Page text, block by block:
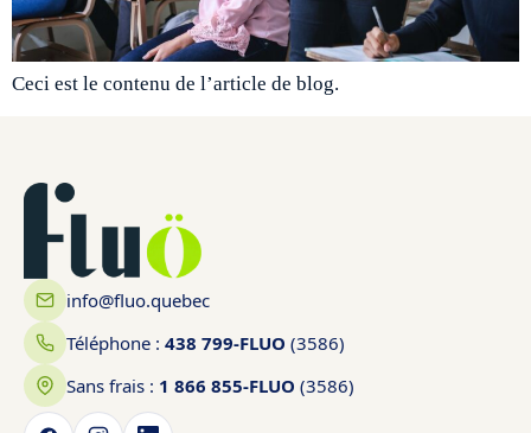
Ceci est le contenu de l’article de blog.
info@fluo.quebec
Téléphone : 438 799-FLUO (3586)
Sans frais : 1 866 855-FLUO (3586)